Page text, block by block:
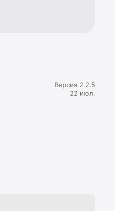
Версия 2.2.5
22 июл.